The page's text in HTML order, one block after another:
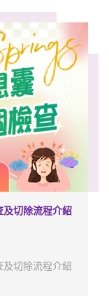
及切除流程介紹
切除流程介紹